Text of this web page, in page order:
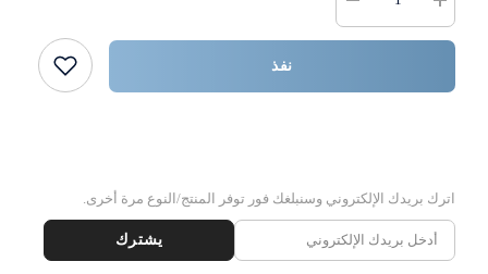
كمية
{{
زيادة
كمية
قالب
2400
قطعة
نفذ
اترك بريدك الإلكتروني وسنبلغك فور توفر المنتج/النوع مرة أخرى.
يشترك